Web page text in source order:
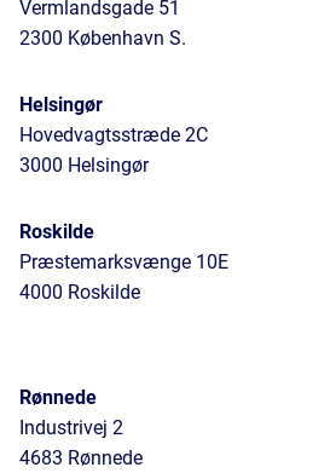
Vermlandsgade 51
2300 København S.
Helsingør
Hovedvagtsstræde 2C
3000 Helsingør
Roskilde
Præstemarksvænge 10E
4000 Roskilde
Rønnede
Industrivej 2
4683 Rønnede